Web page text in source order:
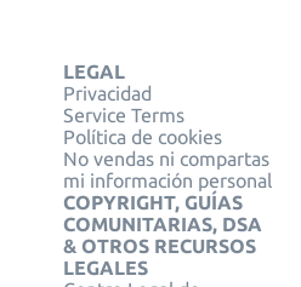
LEGAL
Privacidad
Service Terms
Política de cookies
No vendas ni compartas
mi información personal
COPYRIGHT, GUÍAS
COMUNITARIAS, DSA
& OTROS RECURSOS
LEGALES